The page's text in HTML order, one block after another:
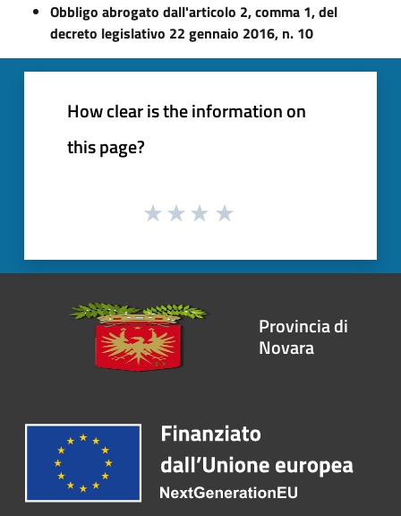
Obbligo abrogato dall'articolo 2, comma 1, del
decreto legislativo 22 gennaio 2016, n. 10
How clear is the information on
this page?
Provincia di
Novara